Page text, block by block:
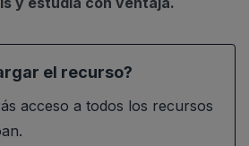
el recurso?
acceso a todos los recursos